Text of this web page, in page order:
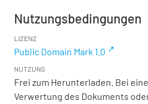
Nutzungsbedingungen
LIZENZ
Public Domain Mark 1.0
NUTZUNG
Frei zum Herunterladen. Bei
Verwertung des Dokuments